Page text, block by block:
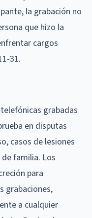
la grabación no
que hizo la
cargos
31.
grabadas
en disputas
casos de lesiones
familia. Los
para
grabaciones,
a cualquier